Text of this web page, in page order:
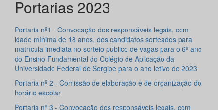
Portarias 2023
Portaria nº1 - Convocação dos responsáveis legais, com
idade mínima de 18 anos, dos candidatos sorteados para
matrícula imediata no sorteio público de vagas para o 6º ano
do Ensino Fundamental do Colégio de Aplicação da
Universidade Federal de Sergipe para o ano letivo de 2023
Portaria nº 2 - Comissão de elaboração e de organização do
horário escolar
Portaria nº 3 - Convocação dos responsáveis legais, com